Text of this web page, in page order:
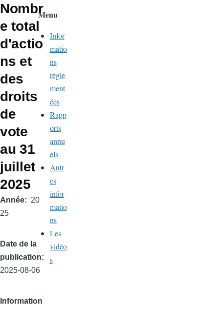
d'Ariane
Nombr
e total
d'actio
ns et
des
droits
de
vote
au 31
juillet
2025
Année
20
25
Date de la
publication
2025-08-06
Information
Menu
Infor
matio
ns
régle
ment
ées
Rapp
orts
annu
els
Autr
es
infor
matio
ns
Les
vidéo
s